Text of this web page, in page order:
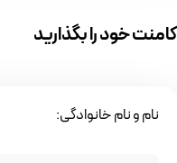
کامنت خود را بگذارید
نام و نام خانوادگی: